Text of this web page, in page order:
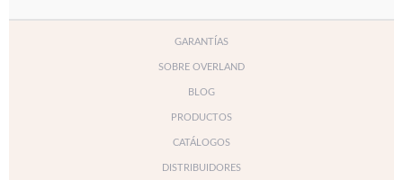
GARANTÍAS
SOBRE OVERLAND
BLOG
PRODUCTOS
CATÁLOGOS
DISTRIBUIDORES